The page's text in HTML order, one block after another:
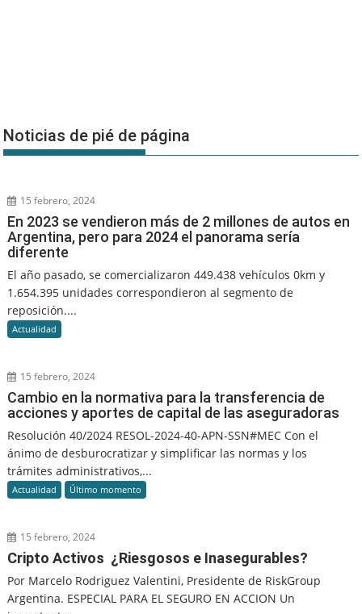
Noticias de pié de página
15 febrero, 2024
En 2023 se vendieron más de 2 millones de autos en
Argentina, pero para 2024 el panorama sería
diferente
El año pasado, se comercializaron 449.438 vehículos 0km y
1.654.395 unidades correspondieron al segmento de
reposición....
Actualidad
15 febrero, 2024
Cambio en la normativa para la transferencia de
acciones y aportes de capital de las aseguradoras
Resolución 40/2024 RESOL-2024-40-APN-SSN#MEC Con el
ánimo de desburocratizar y simplificar las normas y los
trámites administrativos,...
Actualidad Último momento
15 febrero, 2024
Cripto Activos ¿Riesgosos e Inasegurables?
Por Marcelo Rodriguez Valentini, Presidente de RiskGroup
Argentina. ESPECIAL PARA EL SEGURO EN ACCION Un